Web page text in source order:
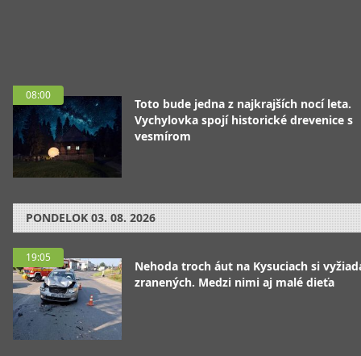
08:00
Toto bude jedna z najkrajších nocí leta.
Vychylovka spojí historické drevenice s
vesmírom
PONDELOK 03. 08. 2026
19:05
Nehoda troch áut na Kysuciach si
zranených. Medzi nimi aj malé dieťa